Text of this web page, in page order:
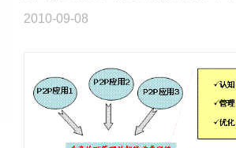
虚拟声场实现。技术指标：目标区域声强
2010-09-08